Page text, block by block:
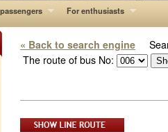
For enthusiasts
« Back to search engine
The route of bus No: